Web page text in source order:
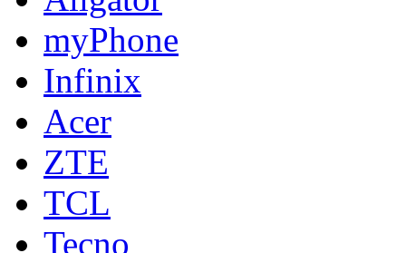
myPhone
Infinix
Acer
ZTE
TCL
Tecno